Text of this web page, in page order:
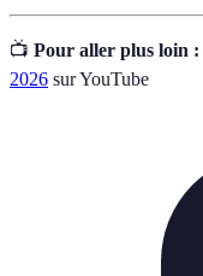
📺 Pour aller plus loin :
2026 sur YouTube